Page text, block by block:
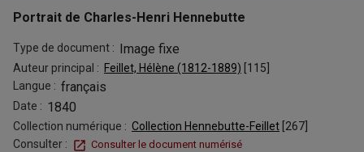
Portrait de Charles-Henri Hennebutte
Type de document : Image fixe
Auteur principal : Feillet, Hélène (1812-1889) 115
Langue : français
Date : 1840
Collection numérique : Collection Hennebutte-Feillet 267
Consulter :
Consulter le document numérisé